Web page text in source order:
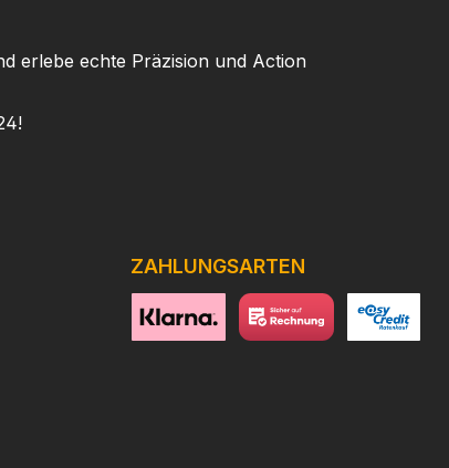
erlebe echte Präzision und Action
ZAHLUNGSARTEN